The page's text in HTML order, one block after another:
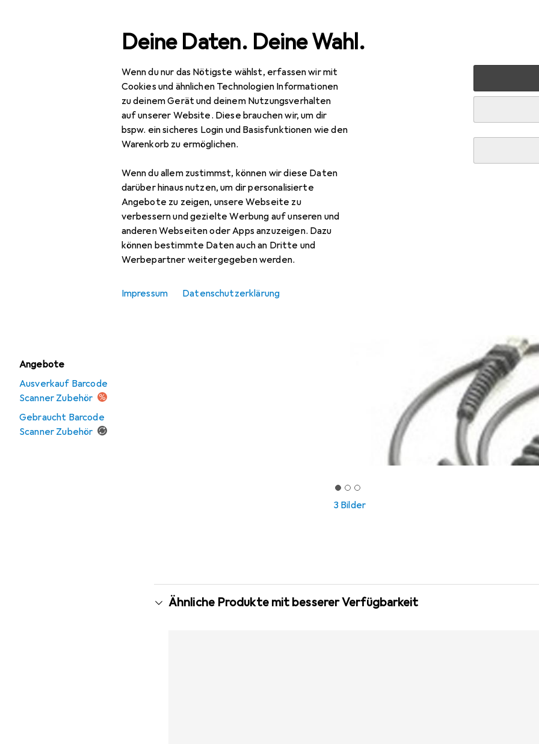
Deine Daten. Deine Wahl.
Wenn du nur das Nötigste wählst, erfassen wir mit
Cookies und ähnlichen Technologien Informationen
zu deinem Gerät und deinem Nutzungsverhalten
auf unserer Website. Diese brauchen wir, um dir
bspw. ein sicheres Login und Basisfunktionen wie den
Warenkorb zu ermöglichen.
Wenn du allem zustimmst, können wir diese Daten
darüber hinaus nutzen, um dir personalisierte
Angebote zu zeigen, unsere Webseite zu
verbessern und gezielte Werbung auf unseren und
anderen Webseiten oder Apps anzuzeigen. Dazu
können bestimmte Daten auch an Dritte und
Werbepartner weitergegeben werden.
Impressum Datenschutzerklärung
Navigation nach Kategorien
Angebote
Ausverkauf Barcode
Scanner Zubehör
Gebraucht Barcode
Scanner Zubehör
Gesamtsortiment IT + Multimedia Peripherie Drucker + Scanner Barcode
3 Bilder
Ähnliche Produkte mit besserer Verfügbarkeit